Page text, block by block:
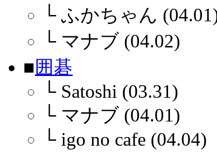
└ ふかちゃん
└ マナブ (04.02)
■囲碁
└ Satoshi (03.31)
└ マナブ (04.01)
└ igo no cafe (04.04)